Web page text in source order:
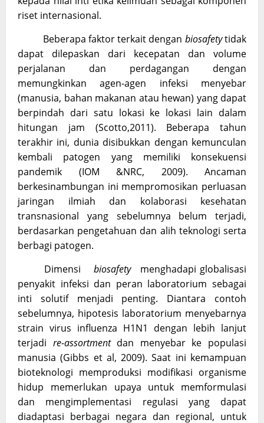
riset internasional.
Beberapa faktor terkait dengan biosafetytidak
dapat dilepaskan dari kecepatan dan volume
perjalanan dan perdagangan dengan
memungkinkan agen-agen infeksi menyebar
(manusia, bahan makanan atau hewan) yang dapat
berpindah dari satu lokasi ke lokasi lain dalam
hitungan jam (Scotto,2011). Beberapa tahun
terakhir ini, dunia disibukkan dengan kemunculan
kembali patogen yang memiliki konsekuensi
pandemik (IOM &NRC, 2009). Ancaman
berkesinambungan ini mempromosikan perluasan
jaringan ilmiah dan kolaborasi kesehatan
transnasional yang sebelumnya belum terjadi,
berdasarkan pengetahuan dan alih teknologi serta
berbagi patogen.
Dimensi biosafetymenghadapi globalisasi
penyakit infeksi dan peran laboratorium sebagai
inti solutif menjadi penting. Diantara contoh
sebelumnya, hipotesis laboratorium menyebarnya
strain virus influenza H1N1 dengan lebih lanjut
terjadi re-assortmentdan menyebar ke populasi
manusia (Gibbs et al, 2009). Saat ini kemampuan
bioteknologi memproduksi modifikasi organisme
hidup memerlukan upaya untuk memformulasi
dan mengimplementasi regulasi yang dapat
diadaptasi berbagai negara dan regional, untuk